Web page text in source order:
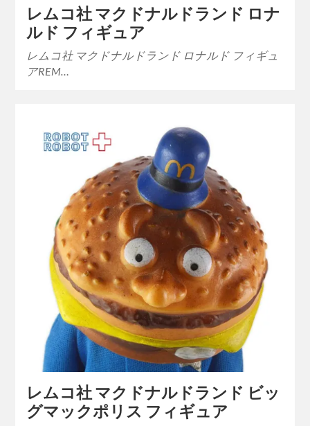
レムコ社 マクドナルドランド ロナ
ルド フィギュア
レムコ社 マクドナルドランド ロナルド フィギュ
アREM…
レムコ社 マクドナルドランド ビッ
グマックポリス フィギュア